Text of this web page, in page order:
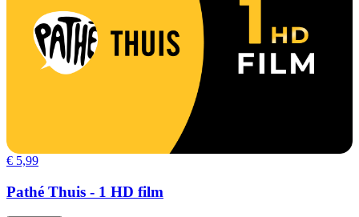
€ 5,99
Pathé Thuis - 1 HD film